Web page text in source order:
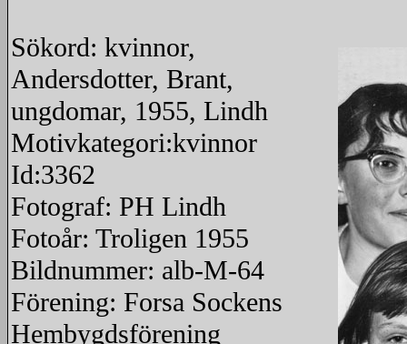
Sökord: kvinnor,
Andersdotter, Brant,
ungdomar, 1955, Lindh
Motivkategori:kvinnor
Id:3362
Fotograf: PH Lindh
Fotoår: Troligen 1955
Bildnummer: alb-M-64
Förening: Forsa Sockens
Hembygdsförening